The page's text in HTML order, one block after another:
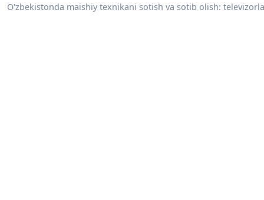
O'zbekistonda maishiy texnikani sotish va sotib olish: